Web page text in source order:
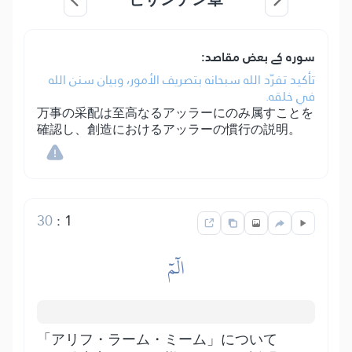
سورہ کے بعض مقاصد:
تأكيد تفرّد الله سبحانه بتصريف الأمور، وبيان سنن الله
في خلقه.
万事の采配は至高なるアッラーにのみ属すことを
確認し、創造におけるアッラーの慣行の説明。
1
:
30
الٓمٓ
「アリフ・ラーム・ミーム」について